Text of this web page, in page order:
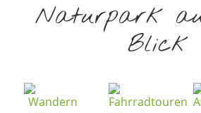
Naturpark
Blick